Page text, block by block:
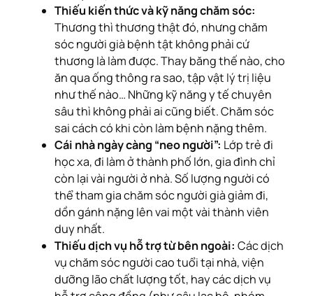
Thiếu kiến thức và kỹ năng chăm sóc:
Thương thì thương thật đó, nhưng chăm
sóc người già bệnh tật không phải cứ
thương là làm được. Thay băng thế nào, cho
ăn qua ống thông ra sao, tập vật lý trị liệu
như thế nào… Những kỹ năng y tế chuyên
sâu thì không phải ai cũng biết. Chăm sóc
sai cách có khi còn làm bệnh nặng thêm.
Cái nhà ngày càng “neo người”: Lớp trẻ đi
học xa, đi làm ở thành phố lớn, gia đình chỉ
còn lại vài người ở nhà. Số lượng người có
thể tham gia chăm sóc người già giảm đi,
dồn gánh nặng lên vai một vài thành viên
duy nhất.
Thiếu dịch vụ hỗ trợ từ bên ngoài: Các dịch
vụ chăm sóc người cao tuổi tại nhà, viện
dưỡng lão chất lượng tốt, hay các dịch vụ